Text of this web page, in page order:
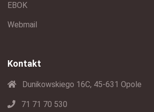
EBOK
Webmail
Kontakt
Dunikowskiego 16C, 45-631 Opole
71 71 70 530